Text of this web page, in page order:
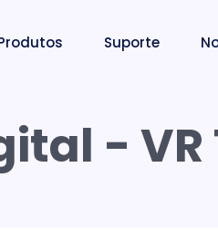
Suporte
- VR